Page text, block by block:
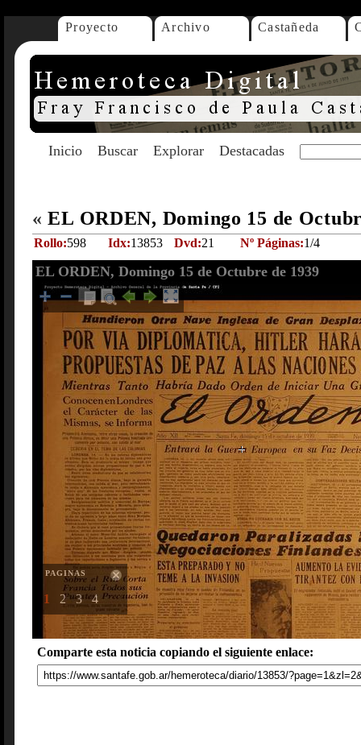
Proyecto Archivo Castañeda
Inicio Buscar Explorar Destacadas
« EL ORDEN, Domingo 15 de
Rollo:598 Idx:13853 Dvd:21 Nº Páginas:1/4
EL ORDEN, Domingo 15 de Octubre de 1939
PAGINAS
1 2 3 4
Comparte esta noticia copiando el siguiente enlace: